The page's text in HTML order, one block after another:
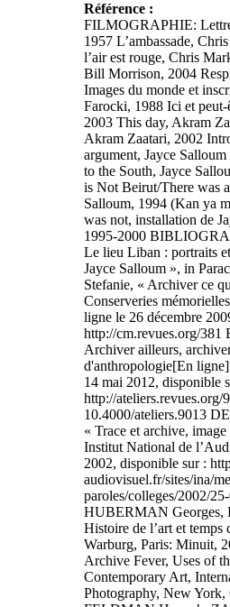
Référence :
FILMOGRAPHIE:
1957 L’ambassade,
l’air est rouge, Chris
Bill Morrison, 2004
Images du monde et
Farocki, 1988 Ici et
2003 This day, Akram
Akram Zaatari, 2002
argument, Jayce
to the South, Jayce
is Not Beirut/There was
Salloum, 1994 (Kan ya
was not, installation de
1995-2000
Le lieu Liban : portraits
Jayce Salloum », in
Stefanie, « Archiver ce
Conserveries
ligne le 26 décembre
http://cm.revues.org/
Archiver ailleurs,
d'anthropologie[En
14 mai 2012, disponible
http://ateliers.revues.org/
10.4000/ateliers.9013
« Trace et archive,
Institut National de
2002, disponible sur :
audiovisuel.fr/sites/ina/
paroles/colleges/2002/
HUBERMAN Georges,
Histoire de l’art et temps
Warburg, Paris: Minuit,
Archive Fever, Uses of
Contemporary Art,
Photography, New